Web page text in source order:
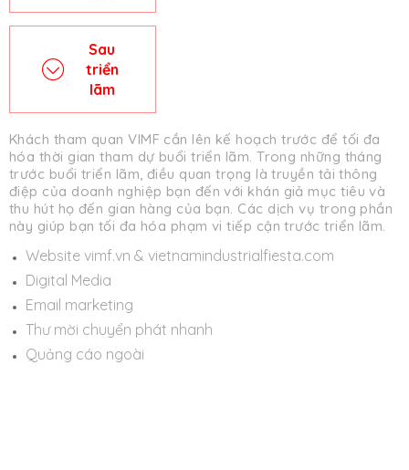
Sau
triển
lãm
Khách tham quan VIMF cần lên kế hoạch trước để tối đa
hóa thời gian tham dự buổi triển lãm. Trong những tháng
trước buổi triển lãm, điều quan trọng là truyền tải thông
điệp của doanh nghiệp bạn đến với khán giả mục tiêu và
thu hút họ đến gian hàng của bạn. Các dịch vụ trong phần
này giúp bạn tối đa hóa phạm vi tiếp cận trước triển lãm.
Website vimf.vn & vietnamindustrialfiesta.com
Digital Media
Email marketing
Thư mời chuyển phát nhanh
Quảng cáo ngoài